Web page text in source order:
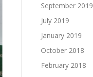
September 2019
July 2019
January 2019
October 2018
February 2018